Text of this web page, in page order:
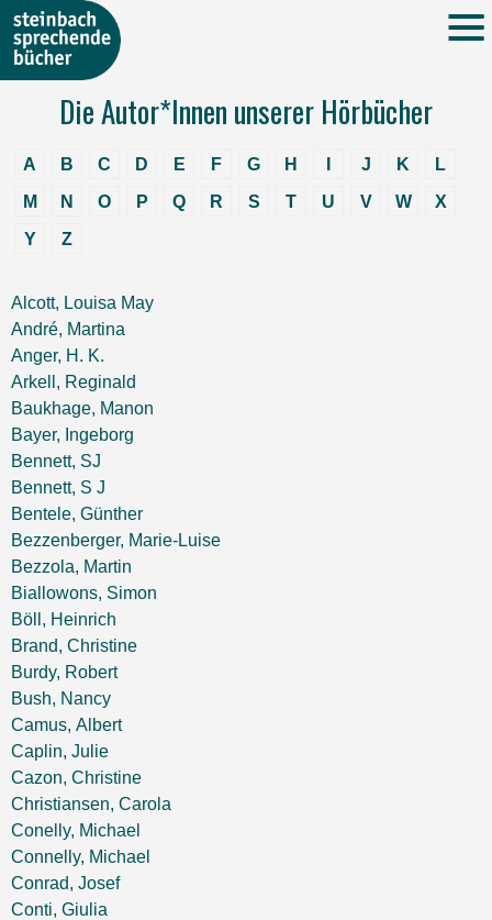
Die Autor*Innen unserer Hörbücher
A B C D E F G H J K
L
M
N O P Q R S T U V W
X
Y
Z
Alcott, Louisa May
André, Martina
Anger, H. K.
Arkell, Reginald
Baukhage, Manon
Bayer, Ingeborg
Bennett, SJ
Bennett, S J
Bentele, Günther
Bezzenberger, Marie-Luise
Bezzola, Martin
Biallowons, Simon
Böll, Heinrich
Brand, Christine
Burdy, Robert
Bush, Nancy
Camus, Albert
Caplin, Julie
Cazon, Christine
Christiansen, Carola
Conelly, Michael
Connelly, Michael
Conrad, Josef
Conti, Giulia